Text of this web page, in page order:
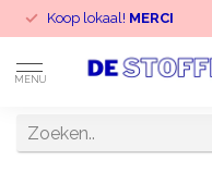
Koop lokaal! MERCI
MENU